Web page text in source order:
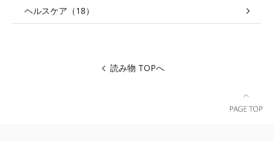
ヘルスケア（18）
読み物 TOPへ